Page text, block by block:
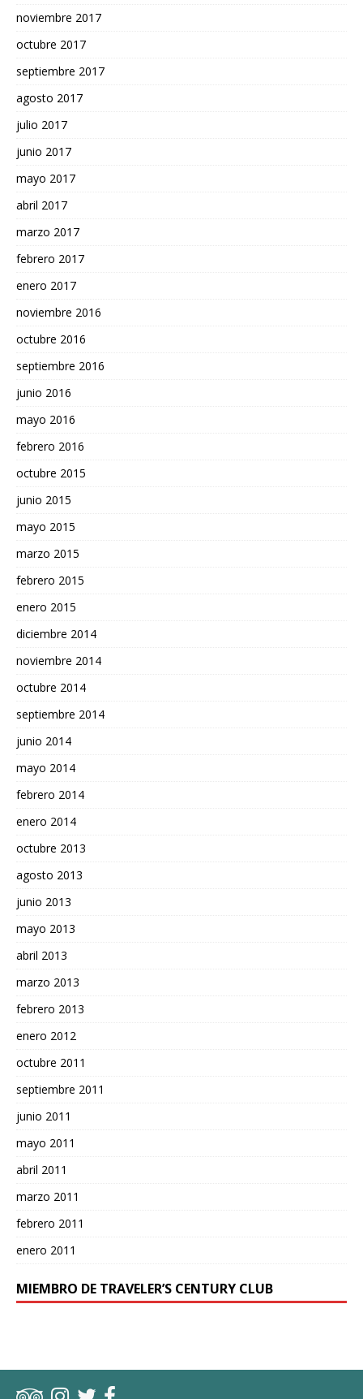
noviembre 2017
octubre 2017
septiembre 2017
agosto 2017
julio 2017
junio 2017
mayo 2017
abril 2017
marzo 2017
febrero 2017
enero 2017
noviembre 2016
octubre 2016
septiembre 2016
junio 2016
mayo 2016
febrero 2016
octubre 2015
junio 2015
mayo 2015
marzo 2015
febrero 2015
enero 2015
diciembre 2014
noviembre 2014
octubre 2014
septiembre 2014
junio 2014
mayo 2014
febrero 2014
enero 2014
octubre 2013
agosto 2013
junio 2013
mayo 2013
abril 2013
marzo 2013
febrero 2013
enero 2012
octubre 2011
septiembre 2011
junio 2011
mayo 2011
abril 2011
marzo 2011
febrero 2011
enero 2011
MIEMBRO DE TRAVELER’S CENTURY CLUB